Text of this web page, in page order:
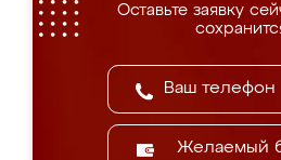
Оставьте заявку
Желаемый